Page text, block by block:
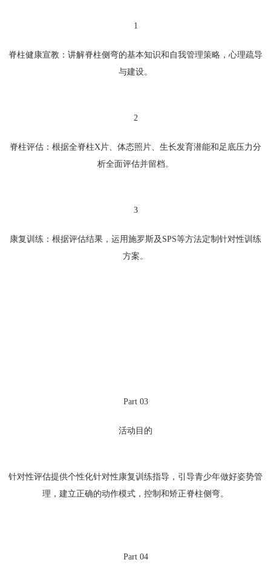
1
脊柱健康宣教： 讲解脊柱侧弯的基本知识和自我管理策略，心理疏导
与建设。
2
脊柱评估： 根据全脊柱X片、体态照片、生长发育潜能和足底压力分
析全面评估并留档。
3
康复训练：根据评估结果，运用施罗斯及SPS等方法定制针对性训练
方案。
Part 03
活动目的
针对性评估提供个性化针对性康复训练指导，引导青少年做好姿势管
理，建立正确的动作模式，控制和矫正脊柱侧弯。
Part 04